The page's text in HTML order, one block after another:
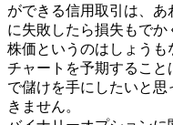
ができる信用取引は、
に失敗したら損失もでか
株価というのはしょうも
チャートを予期すること
で儲けを手にしたいと
きません。